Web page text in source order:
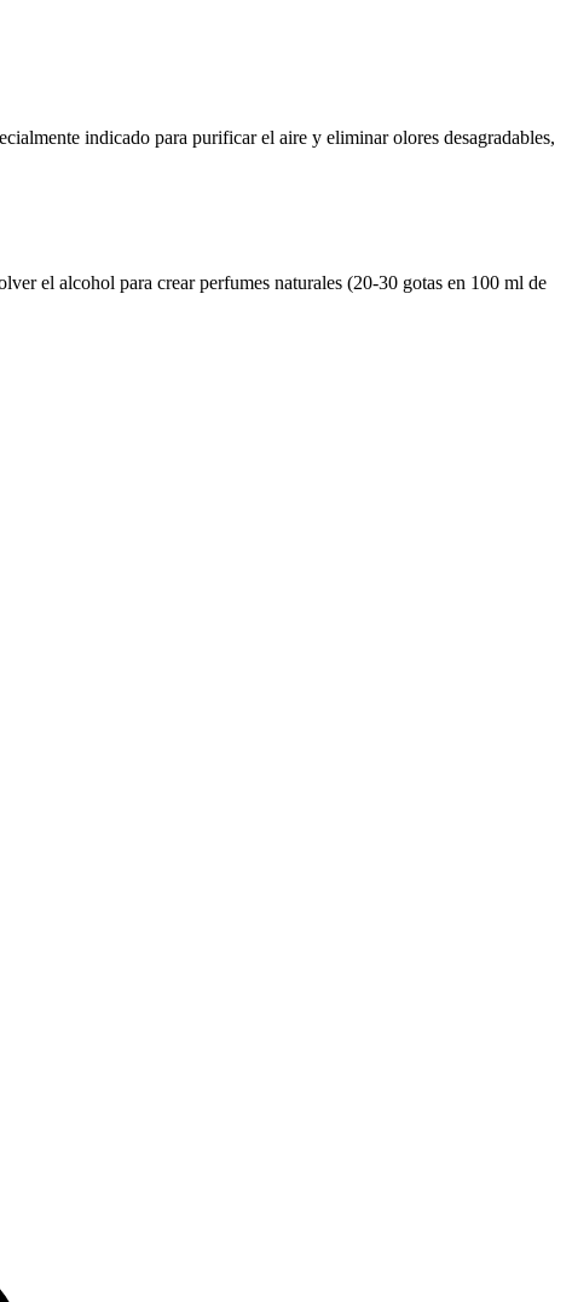
indicado para purificar el aire y eliminar olores desagradables,
el alcohol para crear perfumes naturales (20-30 gotas en 100 ml de